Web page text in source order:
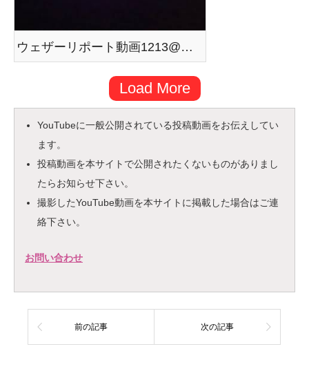
ウェザーリポート動画1213@横浜八景島(撮影は昨夜)今年最後の満月とイルミネーション
Load More
YouTubeに一般公開されている投稿動画をお伝えしてい
ます。
投稿動画を本サイトで公開されたくないものがありまし
たらお知らせ下さい。
撮影したYouTube動画を本サイトに掲載した場合はご連
絡下さい。
お問い合わせ
前の記事 次の記事